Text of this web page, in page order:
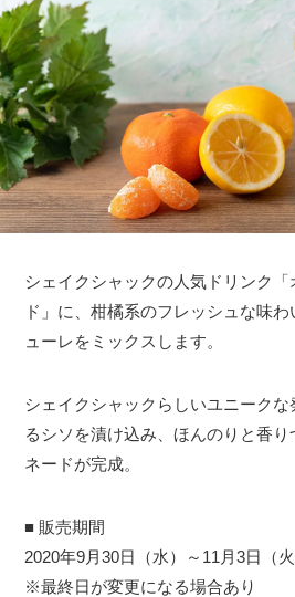
シェイクシャックの人気ドリンク
ド」に、柑橘系のフレッシュな味
ューレをミックスします。
シェイクシャックらしいユニーク
るシソを漬け込み、ほんのりと香
ネードが完成。
■ 販売期間
2020年9月30日（水）～11月3日（火
※最終日が変更になる場合あり